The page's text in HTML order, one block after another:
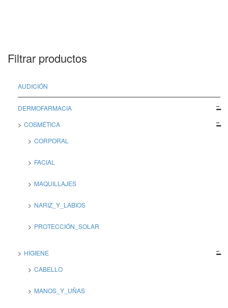
Filtrar productos
AUDICIÓN
DERMOFARMACIA
COSMÉTICA
CORPORAL
FACIAL
MAQUILLAJES
NARIZ_Y_LABIOS
PROTECCIÓN_SOLAR
HIGIENE
CABELLO
MANOS_Y_UÑAS